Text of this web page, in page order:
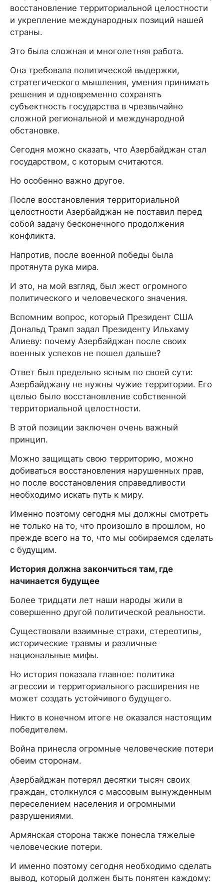
восстановление территориальной целостности
и укрепление международных позиций нашей
страны.
Это была сложная и многолетняя работа.
Она требовала политической выдержки,
стратегического мышления, умения принимать
решения и одновременно сохранять
субъектность государства в чрезвычайно
сложной региональной и международной
обстановке.
Сегодня можно сказать, что Азербайджан стал
государством, с которым считаются.
Но особенно важно другое.
После восстановления территориальной
целостности Азербайджан не поставил перед
собой задачу бесконечного продолжения
конфликта.
Напротив, после военной победы была
протянута рука мира.
И это, на мой взгляд, был жест огромного
политического и человеческого значения.
Вспомним вопрос, который Президент США
Дональд Трамп задал Президенту Ильхаму
Алиеву: почему Азербайджан после своих
военных успехов не пошел дальше?
Ответ был предельно ясным по своей сути:
Азербайджану не нужны чужие территории. Его
целью было восстановление собственной
территориальной целостности.
В этой позиции заключен очень важный
принцип.
Можно защищать свою территорию, можно
добиваться восстановления нарушенных прав,
но после восстановления справедливости
необходимо искать путь к миру.
Именно поэтому сегодня мы должны смотреть
не только на то, что произошло в прошлом, но
прежде всего на то, что мы собираемся сделать
с будущим.
История должна закончиться там, где
начинается будущее
Более тридцати лет наши народы жили в
совершенно другой политической реальности.
Существовали взаимные страхи, стереотипы,
исторические травмы и различные
национальные мифы.
Но история показала главное: политика
агрессии и территориального расширения не
может создать устойчивого будущего.
Никто в конечном итоге не оказался настоящим
победителем.
Война принесла огромные человеческие потери
обеим сторонам.
Азербайджан потерял десятки тысяч своих
граждан, столкнулся с массовым вынужденным
переселением населения и огромными
разрушениями.
Армянская сторона также понесла тяжелые
человеческие потери.
И именно поэтому сегодня необходимо сделать
вывод, который должен быть понятен каждому: